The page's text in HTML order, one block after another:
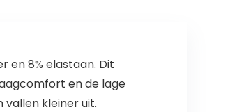
en 8% elastaan. Dit
en de lage
kleiner uit.